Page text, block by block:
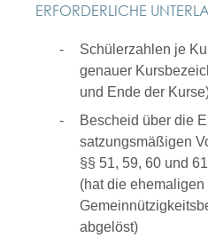
ERFORDERLICHE
Schülerzahlen je
genauer
und Ende der
Bescheid über die
satzungsmäßigen
§§ 51, 59, 60 und
(hat die
abgelöst)